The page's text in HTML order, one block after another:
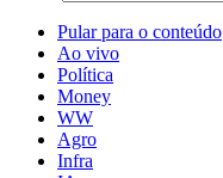
Pular para o conteúdo
Ao vivo
Política
Money
WW
Agro
Infra